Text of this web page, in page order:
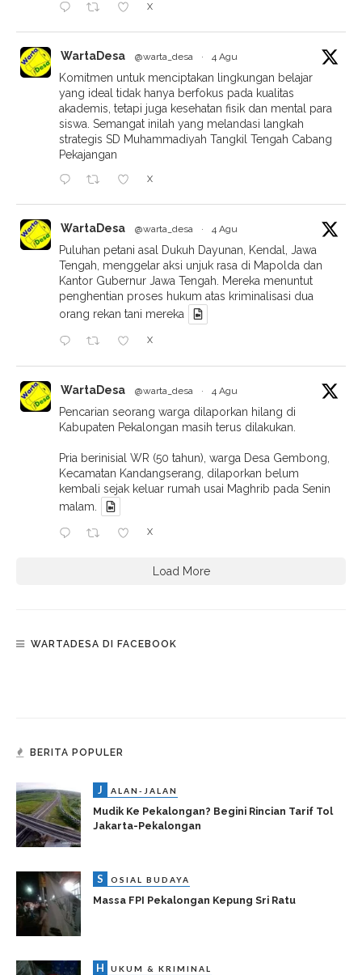
X
WartaDesa @warta_desa · 4 Agu
Komitmen untuk menciptakan lingkungan belajar
yang ideal tidak hanya berfokus pada kualitas
akademis, tetapi juga kesehatan fisik dan mental para
siswa. Semangat inilah yang melandasi langkah
strategis SD Muhammadiyah Tangkil Tengah Cabang
Pekajangan
X
WartaDesa @warta_desa · 4 Agu
Puluhan petani asal Dukuh Dayunan, Kendal, Jawa
Tengah, menggelar aksi unjuk rasa di Mapolda dan
Kantor Gubernur Jawa Tengah. Mereka menuntut
penghentian proses hukum atas kriminalisasi dua
orang rekan tani mereka
X
WartaDesa @warta_desa · 4 Agu
Pencarian seorang warga dilaporkan hilang di
Kabupaten Pekalongan masih terus dilakukan.
Pria berinisial WR (50 tahun), warga Desa Gembong,
Kecamatan Kandangserang, dilaporkan belum
kembali sejak keluar rumah usai Maghrib pada Senin
malam.
X
Load More
WARTADESA DI FACEBOOK
BERITA POPULER
J ALAN-JALAN
Mudik Ke Pekalongan? Begini Rincian Tarif Tol
Jakarta-Pekalongan
S OSIAL BUDAYA
Massa FPI Pekalongan Kepung Sri Ratu
H UKUM & KRIMINAL